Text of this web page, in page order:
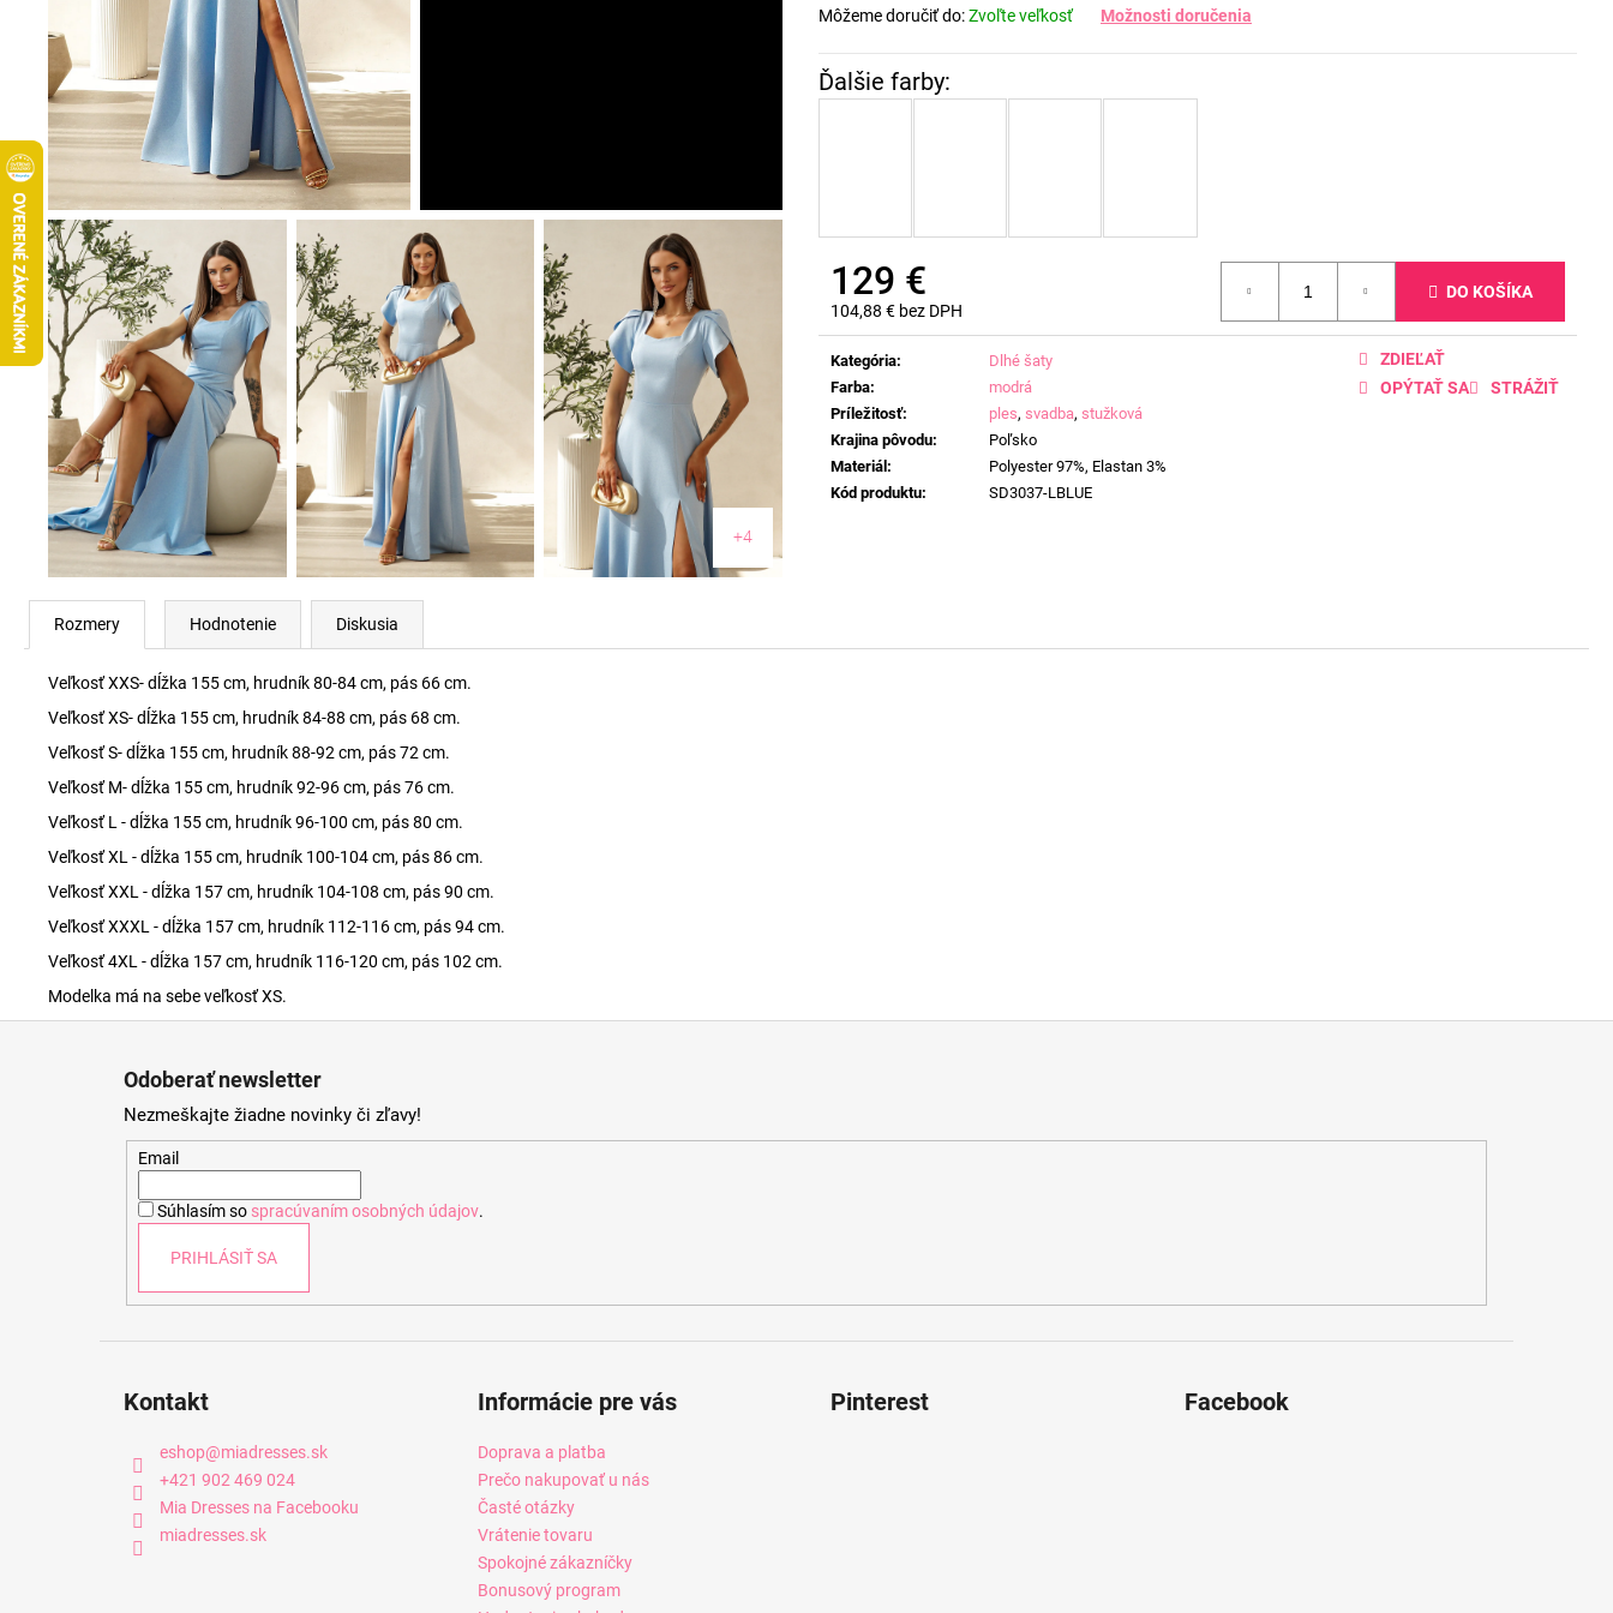
Môžeme doručiť do:Zvoľte veľkosť Možnosti doručenia
129 €
104,88 € bez DPH
Jednotková
cena:
DO KOŠÍKA
Kategória:
Dlhé šaty
Farba:
modrá
Príležitosť: ples, svadba, stužková
Krajina pôvodu:
Poľsko
Materiál:
Polyester 97%, Elastan 3%
Kód produktu: SD3037-LBLUE
OPÝTAŤ SA STRÁŽIŤ
ZDIEĽAŤ
+4
Rozmery Hodnotenie Diskusia
Veľkosť XXS- dĺžka 155 cm, hrudník 80-84 cm, pás 66 cm.
Veľkosť XS- dĺžka 155 cm, hrudník 84-88 cm, pás 68 cm.
Veľkosť S- dĺžka 155 cm, hrudník 88-92 cm, pás 72 cm.
Veľkosť M- dĺžka 155 cm, hrudník 92-96 cm, pás 76 cm.
Veľkosť L - dĺžka 155 cm, hrudník 96-100 cm, pás 80 cm.
Veľkosť XL - dĺžka 155 cm, hrudník 100-104 cm, pás 86 cm.
Veľkosť XXL - dĺžka 157 cm, hrudník 104-108 cm, pás 90 cm.
Veľkosť XXXL - dĺžka 157 cm, hrudník 112-116 cm, pás 94 cm.
Veľkosť 4XL - dĺžka 157 cm, hrudník 116-120 cm, pás 102 cm.
Modelka má na sebe veľkosť XS.
Odoberať newsletter
Nezmeškajte žiadne novinky či zľavy!
Email
Súhlasím so spracúvaním osobných údajov.
PRIHLÁSIŤ SA
Kontakt
eshop@miadresses.sk
+421 902 469 024
Mia Dresses na Facebooku
miadresses.sk
Informácie pre vás
Doprava a platba
Prečo nakupovať u nás
Časté otázky
Vrátenie tovaru
Spokojné zákazníčky
Bonusový program
Pinterest Facebook